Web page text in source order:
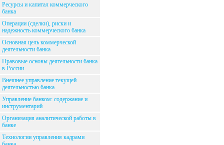
Ресурсы и капитал коммерческого
банка
Операции (сделки), риски и
надежность коммерческого банка
Основная цель коммерческой
деятельности банка
Правовые основы деятельности банка
в России
Внешнее управление текущей
деятельностью банка
Управление банком: содержание и
инструментарий
Организация аналитической работы в
банке
Технологии управления кадрами